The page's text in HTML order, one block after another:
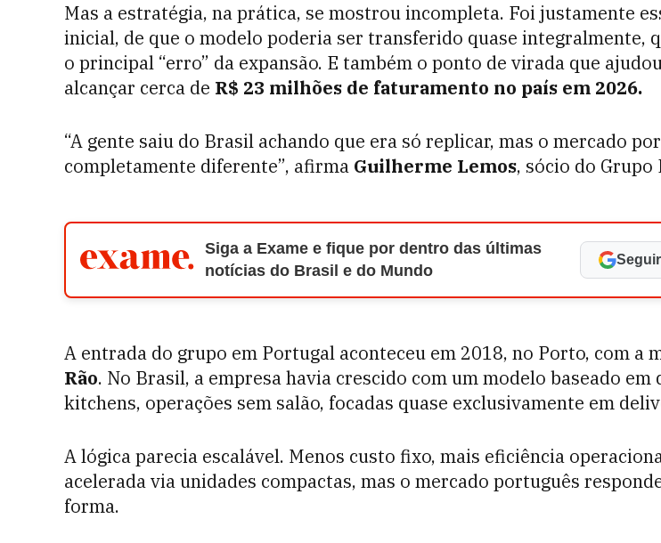
Mas a estratégia, na prática, se mostrou incompleta. Foi justamente
inicial, de que o modelo poderia ser transferido quase integralmente,
o principal “erro” da expansão. E também o ponto de virada que
alcançar cerca de R$ 23 milhões de faturamento no país em 2026.
“A gente saiu do Brasil achando que era só replicar, mas o mercado
completamente diferente”, afirma Guilherme Lemos, sócio do Grupo
Siga a Exame e fique por dentro das últimas
notícias do Brasil e do Mundo
A entrada do grupo em Portugal aconteceu em 2018, no Porto, com a
Rão. No Brasil, a empresa havia crescido com um modelo baseado em
kitchens, operações sem salão, focadas quase exclusivamente em
A lógica parecia escalável. Menos custo fixo, mais eficiência
acelerada via unidades compactas, mas o mercado português
forma.